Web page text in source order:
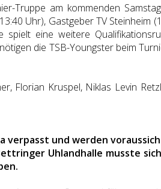
Truppe am kommenden
Uhr), Gastgeber TV
eine weitere
die TSB-Youngster beim
Florian Kruspel, Niklas Levin
verpasst und werden
Uhlandhalle musste